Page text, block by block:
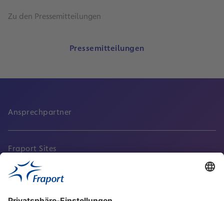
Zu den Pressemitteilungen
Pressemitteilungen
Ansprechpartner
Fraport Sites
Aktuell